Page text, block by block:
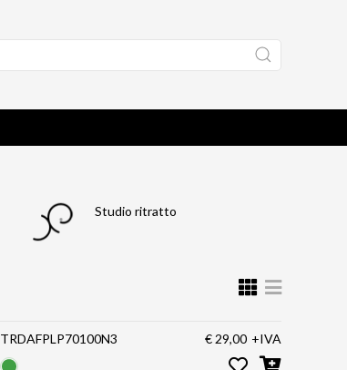
Studio ritratto
TRDAFPLP70100N3 € 29,00 +IVA